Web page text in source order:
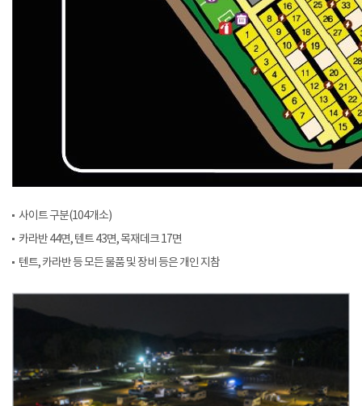
사이트 구분(104개소)
카라반 44면, 텐트 43면, 목재데크 17면
텐트, 카라반 등 모든 물품 및 장비 등은 개인 지참